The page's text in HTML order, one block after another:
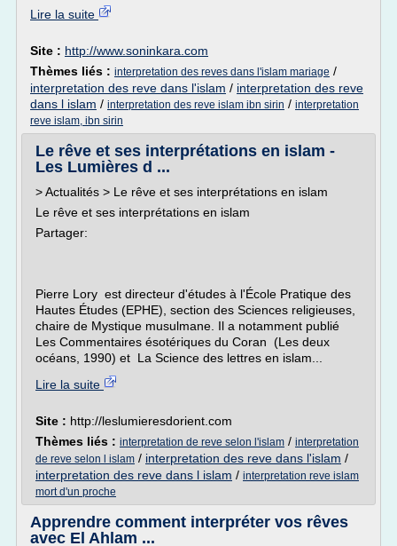
Lire la suite
Site : http://www.soninkara.com
Thèmes liés : interpretation des reves dans l'islam mariage /
interpretation des reve dans l'islam / interpretation des reve
dans l islam / interpretation des reve islam ibn sirin / interpretation
reve islam, ibn sirin
Le rêve et ses interprétations en islam -
Les Lumières d ...
> Actualités > Le rêve et ses interprétations en islam
Le rêve et ses interprétations en islam
Partager:
Pierre Lory est directeur d'études à l'École Pratique des
Hautes Études (EPHE), section des Sciences religieuses,
chaire de Mystique musulmane. Il a notamment publié
Les Commentaires ésotériques du Coran (Les deux
océans, 1990) et La Science des lettres en islam...
Lire la suite
Site : http://leslumieresdorient.com
Thèmes liés : interpretation de reve selon l'islam / interpretation
de reve selon l islam / interpretation des reve dans l'islam /
interpretation des reve dans l islam / interpretation reve islam
mort d'un proche
Apprendre comment interpréter vos rêves
avec El Ahlam ...